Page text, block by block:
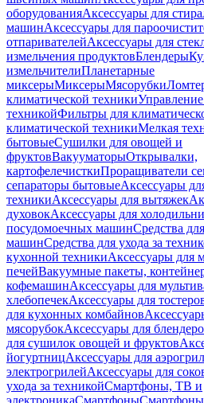
оборудованияАксессуары для
машинАксессуары для
отпаривателейАксессуары для
измельчения продуктовБлендеры
измельчителиПланетарные
миксерыМиксерыМясорубки
климатической техники
техникойФильтры для
климатической техникиМелкая
бытовыеСушилки для овощей и
фруктовВакууматорыОткрывалки,
картофелечисткиПроращиватели
сепараторы бытовыеАксессуары
техникиАксессуары для вытяжек
духовокАксессуары для
посудомоечных машинСредства
машинСредства для ухода за
кухонной техникиАксессуары для
печейВакуумные пакеты,
кофемашинАксессуары для
хлебопечекАксессуары для
для кухонных комбайнов
мясорубокАксессуары для
для сушилок овощей и фруктов
йогуртницАксессуары для
электрогрилейАксессуары для
ухода за техникойСмартфоны, ТВ и
электроникаСмартфоныСмартфоны